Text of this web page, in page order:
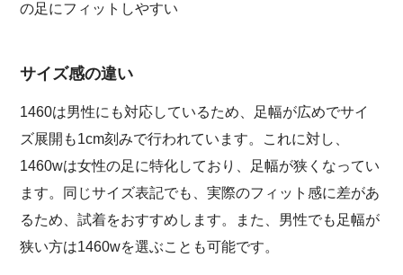
の足にフィットしやすい
サイズ感の違い
1460は男性にも対応しているため、足幅が広めでサイ
ズ展開も1cm刻みで行われています。これに対し、
1460wは女性の足に特化しており、足幅が狭くなってい
ます。同じサイズ表記でも、実際のフィット感に差があ
るため、試着をおすすめします。また、男性でも足幅が
狭い方は1460wを選ぶことも可能です。